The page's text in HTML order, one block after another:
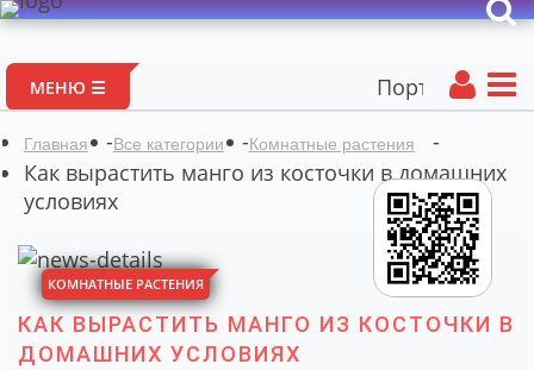
МЕНЮ ☰ Портал авторских
Главная -Все категории -Комнатные растения
-
Как вырастить манго из косточки в домашних
условиях
КОМНАТНЫЕ РАСТЕНИЯ
КАК ВЫРАСТИТЬ МАНГО ИЗ КОСТОЧКИ В
ДОМАШНИХ УСЛОВИЯХ